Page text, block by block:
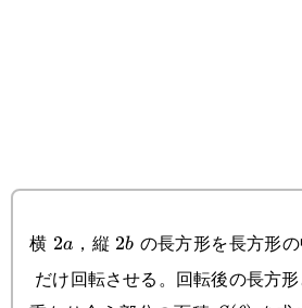
横 2a
2a ，縦 2b
2b の長方形を長方形
だけ回転させる。回転後の長方